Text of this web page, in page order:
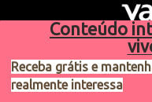
Conteúdo
Receba grátis e
realmente interessa